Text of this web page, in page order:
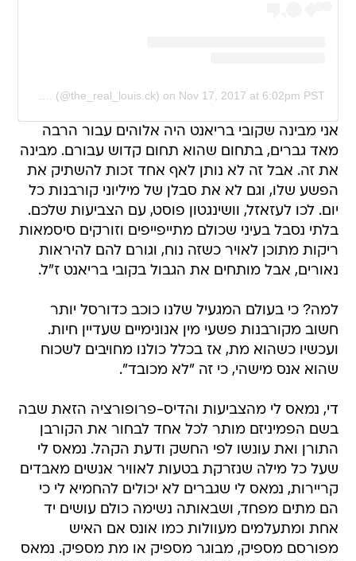
A post shared by Louis C.K. (@the_real_louis.ck) on Nov 17, 2017 at 6:02pm PST
אני מבינה שקובי בריאנט היה אלוהים עבור הרבה
מאד גברים, בתחום שהוא תחום קדוש עבורם. מבינה
את זה. אבל זה לא נותן לאף אחד זכות להשתיק את
הפשע שלו, וגם לא את סבלן של מיליוני קורבנות כל
יום. לכו לעזאזל, וושינגטון פוסט, עם הצביעות שלכם.
בלתי נסבל בעיני שכולם מתייפייפים וזורקים סיסמאות
ריקות מתוכן לאויר כשזה נוח, וגורם להם להיראות
נאורים, אבל מותחים את הגבול בקובי בריאנט ז"ל.
למה? כי בעולם המגעיל שלנו כוכב כדורסל יותר
חשוב מקורבנות פשעי מין אנונימיים שעדיין חיות.
ועכשיו כשהוא מת, אז בכלל כולנו מחויבים לשכוח
שהוא אנס מישהי, כי זה "לא מכובד".
די, נמאס לי מהצביעות והדיס-פרופורציה הזאת שבה
בשם הפמיניזם מותר לכל אחד לבחור את הקורבן
התורן ואת עונשו לפי החשק ודעת הקהל. נמאס לי
שעל כל מילה שנזרקת בטעות לאוויר אנשים מאבדים
קריירות, נמאס לי שגברים לא יכולים להחמיא לי כי
הם מתים מפחד, ושבאותה נשימה כולם עושים יד
אחת ומתעלמים מעוולות כמו אונס אם האיש
מפורסם מספיק, מבוגר מספיק או מת מספיק. נמאס